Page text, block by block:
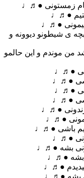
●♬♩
●♬♩
دیوونه و
و این حالمو
●♬♩
●♬♩
●♬♩
●♬♩
●♬♩
●♬♩
●♬♩